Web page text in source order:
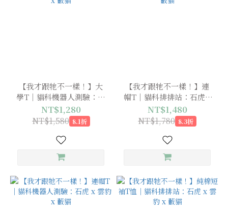
【我才跟牠不一樣！】大
學T｜貓科機器人測驗：石
虎 x 雲豹 x 藪貓
NT$1,280
NT$1,580 8.1折
【我才跟牠不一樣！】連
帽T｜貓科排排站：石虎 x
雲豹 x 藪貓
NT$1,480
NT$1,780 8.3折